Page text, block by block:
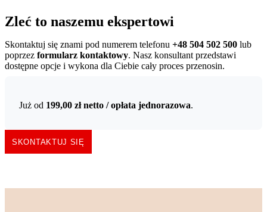
Zleć to naszemu ekspertowi
Skontaktuj się znami pod numerem telefonu +48 504 502 500 lub
poprzez formularz kontaktowy. Nasz konsultant przedstawi
dostępne opcje i wykona dla Ciebie cały proces przenosin.
Już od 199,00 zł netto / opłata jednorazowa.
SKONTAKTUJ SIĘ